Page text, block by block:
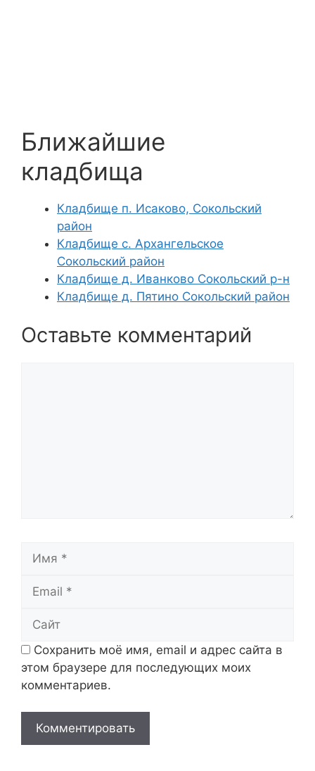
Ближайшие
кладбища
Кладбище п. Исаково, Сокольский
район
Кладбище с. Архангельское
Сокольский район
Кладбище д. Иванково Сокольский р-н
Кладбище д. Пятино Сокольский район
Оставьте комментарий
Сохранить моё имя, email и адрес сайта в
этом браузере для последующих моих
комментариев.